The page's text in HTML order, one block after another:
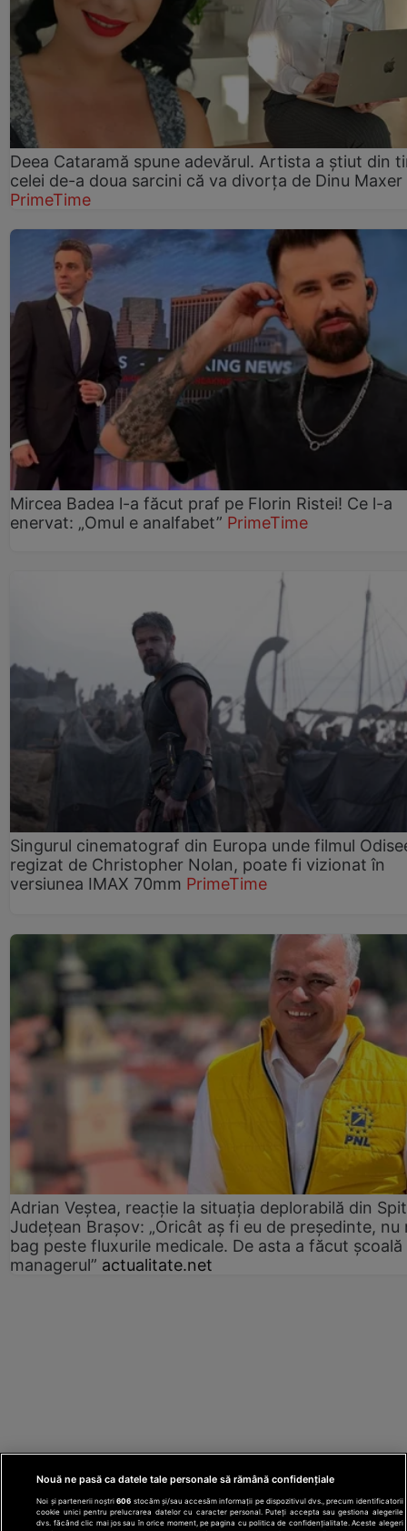
Deea Cataramă spune adevărul. Artista a știut din
celei de-a doua sarcini că va divorța de Dinu Maxer
PrimeTime
Mircea Badea l-a făcut praf pe Florin Ristei! Ce l-a
enervat: „Omul e analfabet” PrimeTime
Singurul cinematograf din Europa unde filmul
regizat de Christopher Nolan, poate fi vizionat în
versiunea IMAX 70mm PrimeTime
Adrian Veștea, reacție la situația deplorabilă din
Județean Brașov: „Oricât aș fi eu de președinte, nu
bag peste fluxurile medicale. De asta a făcut școală
managerul” actualitate.net
Nouă ne pasă ca datele tale personale să rămână confidențiale
Noi și partenerii noștri606 stocăm și/sau accesăm informații pe dispozitivul dvs., precum identificatorii
cookie unici pentru prelucrarea datelor cu caracter personal. Puteți accepta sau gestiona alegerile
dvs. făcând clic mai jos sau în orice moment, pe pagina cu politica de confidențialitate. Aceste alegeri